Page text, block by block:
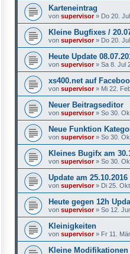
Karteneintrag
von supervisor» Do 20.
Kleine Bugfixes /
von supervisor» Do 20.
Heute Update
von supervisor» Sa 8. Jul
xs400.net auf
von supervisor» Mi 22.
Neuer Beitragseditor
von supervisor» So 30.
Neue Funktion
von supervisor» So 30.
Kleines Bugifx am
von supervisor» So 30.
Update am 25.10.2016
von supervisor» Di 25.
Heute gegen 12h
von supervisor» So 12.
Kleinigkeiten
von supervisor» Fr 11.
Kleine Modifikationen